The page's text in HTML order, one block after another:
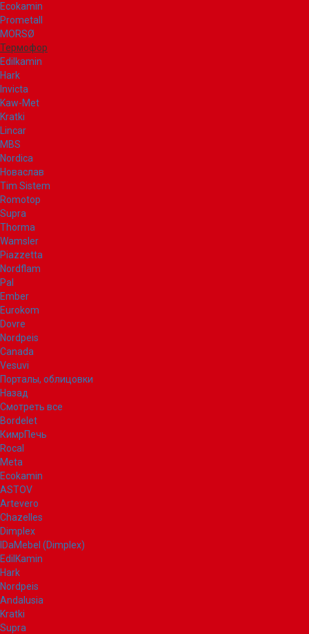
Ecokamin
Prometall
MORSØ
Термофор
Edilkamin
Hark
Invicta
Kaw-Met
Kratki
Lincar
MBS
Nordica
Новаслав
Tim Sistem
Romotop
Supra
Thorma
Wamsler
Piazzetta
Nordflam
Pal
Ember
Eurokom
Dovre
Nordpeis
Canada
Vesuvi
Порталы, облицовки
Назад
Смотреть все
Bordelet
КимрПечь
Rocal
Meta
Ecokamin
ASTOV
Artevero
Chazelles
Dimplex
IDaMebel (Dimplex)
EdilKamin
Hark
Nordpeis
Andalusia
Kratki
Supra